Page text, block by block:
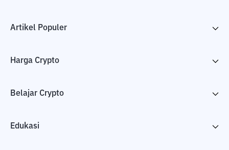
Artikel Populer
Harga Crypto
Belajar Crypto
Edukasi